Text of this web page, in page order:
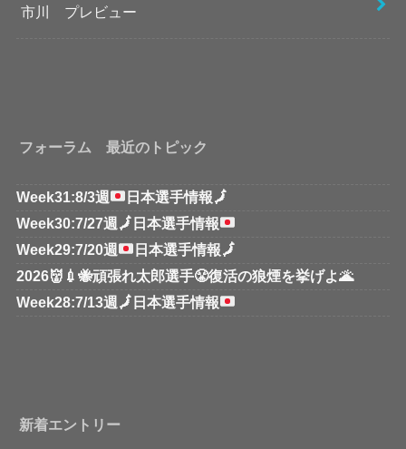
市川 プレビュー
フォーラム 最近のトピック
Week31:8/3週 日本選手情報🗾
Week30:7/27週 🗾 日本選手情報
Week29:7/20週
日本選手情報🗾
2026👹💉🐝頑張れ太郎選手😤復活の狼煙を挙げよ🌋
Week28:7/13週 🗾 日本選手情報
新着エントリー